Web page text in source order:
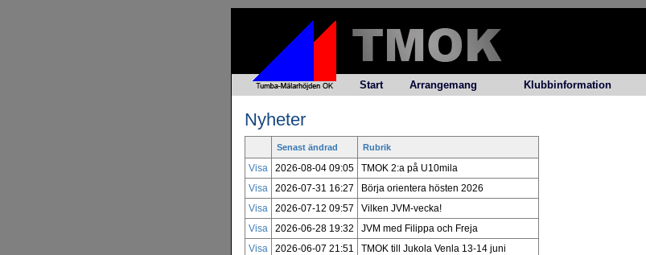
Start Arrangemang Klubbinformation
Nyheter
Senast ändrad Rubrik
Visa 2026-08-04 09:05
TMOK 2:a på U10mila
Visa
2026-07-31 16:27
Börja orientera hösten 2026
Visa
2026-07-12 09:57
Vilken JVM-vecka!
Visa
2026-06-28 19:32
JVM med Filippa och Freja
Visa
2026-06-07 21:51
TMOK till Jukola Venla 13-14 juni